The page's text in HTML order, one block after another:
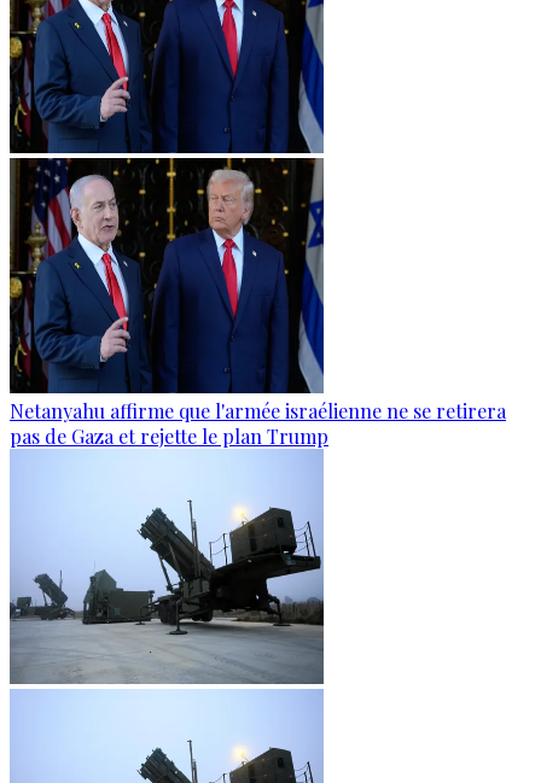
Netanyahu affirme que l'armée israélienne ne se retirera
pas de Gaza et rejette le plan Trump